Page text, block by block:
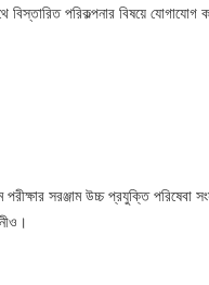
পরিকল্পনার বিষয়ে যোগাযোগ
সরঞ্জাম উচ্চ প্রযুক্তি পরিষেবা